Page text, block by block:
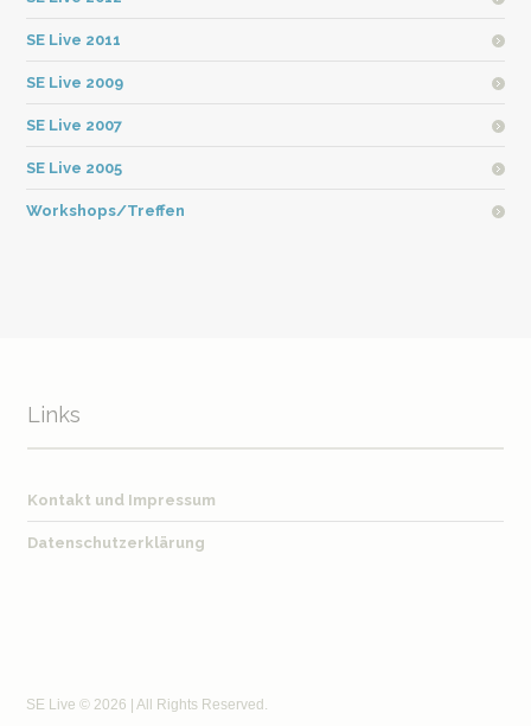
SE Live 2011
SE Live 2009
SE Live 2007
SE Live 2005
Workshops/Treffen
Links
Kontakt und Impressum
Datenschutzerklärung
SE Live © 2026 | All Rights Reserved.